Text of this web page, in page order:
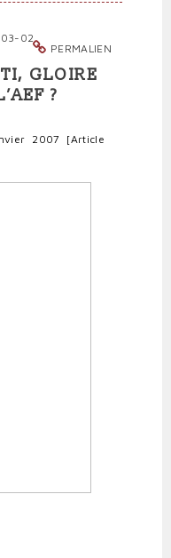
PERMALIEN
02
GLOIRE
?
2007
[Article